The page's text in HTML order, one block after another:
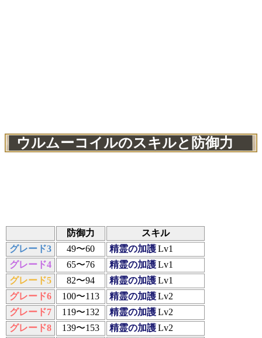
ウルムーコイルのスキルと防御力
防御力
スキル
グレード3
49〜60 精霊の加護Lv1
グレード4
65〜76 精霊の加護Lv1
グレード5
82〜94 精霊の加護Lv1
グレード6
100〜113 精霊の加護Lv2
グレード7
119〜132 精霊の加護Lv2
グレード8
139〜153 精霊の加護Lv2